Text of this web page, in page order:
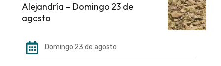
Alejandría – Domingo 23 de
agosto
Domingo 23 de agosto